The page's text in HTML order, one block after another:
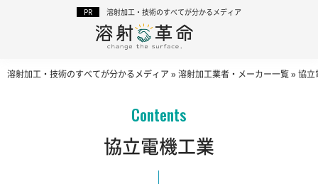
溶射加工・技術のすべてが分かるメディア
溶射加工・技術のすべてが分かるメディア »溶射加工業者・メーカー一覧»協立
協立電機工業